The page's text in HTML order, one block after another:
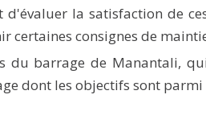
la satisfaction de
certaines consignes de
du barrage de Manantali,
dont les objectifs sont parmi